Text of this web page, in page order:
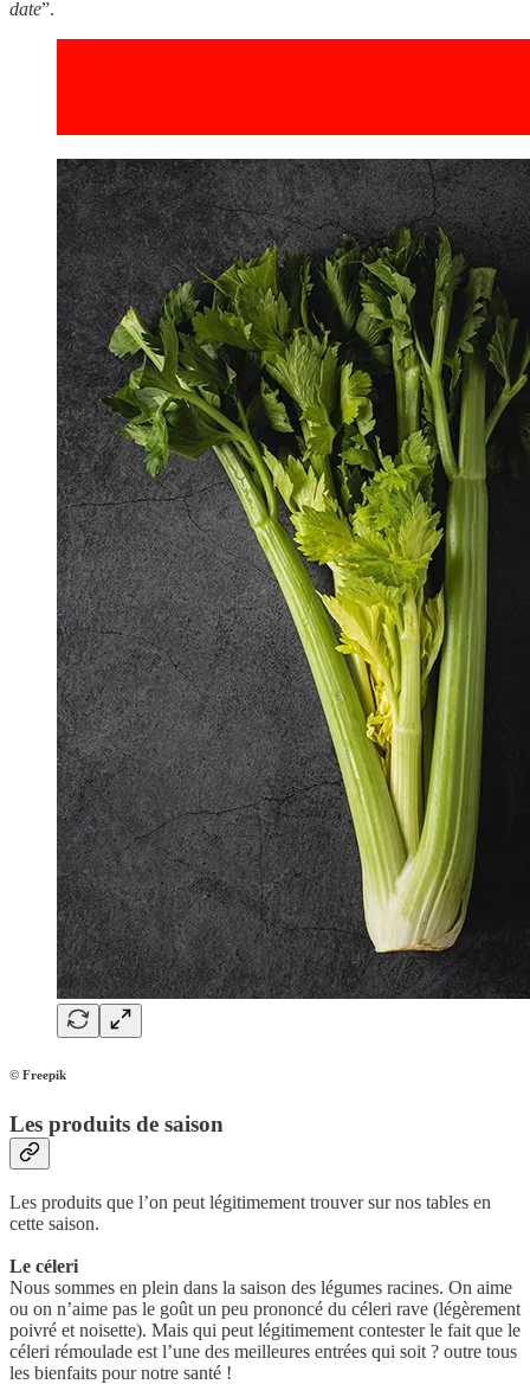
date”.
© Freepik
Les produits de saison
Les produits que l’on peut légitimement trouver sur nos tables en
cette saison.
Le céleri
Nous sommes en plein dans la saison des légumes racines. On aime
ou on n’aime pas le goût un peu prononcé du céleri rave (légèrement
poivré et noisette). Mais qui peut légitimement contester le fait que le
céleri rémoulade est l’une des meilleures entrées qui soit ? outre tous
les bienfaits pour notre santé !